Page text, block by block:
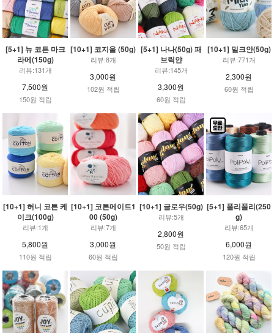
[5+1] 뉴 코튼 마크
라메(150g)
리뷰:131개
7,500원
150원 적립
[10+1] 코지울 (50g)
리뷰:8개
3,000원
102원 적립
[5+1] 나나(50g) 패
브릭얀
리뷰:145개
3,300원
60원 적립
[10+1] 밀크얀(50g)
리뷰:771개
2,300원
60원 적립
[10+1] 허니 코튼 케
이크(100g)
리뷰:1개
5,800원
110원 적립
[10+1] 코튼메이트1
00 (50g)
리뷰:7개
3,000원
60원 적립
[10+1] 글로우(50g)
리뷰:5개
2,800원
50원 적립
[5+1] 폴리폴리(250
g)
리뷰:65개
6,000원
120원 적립